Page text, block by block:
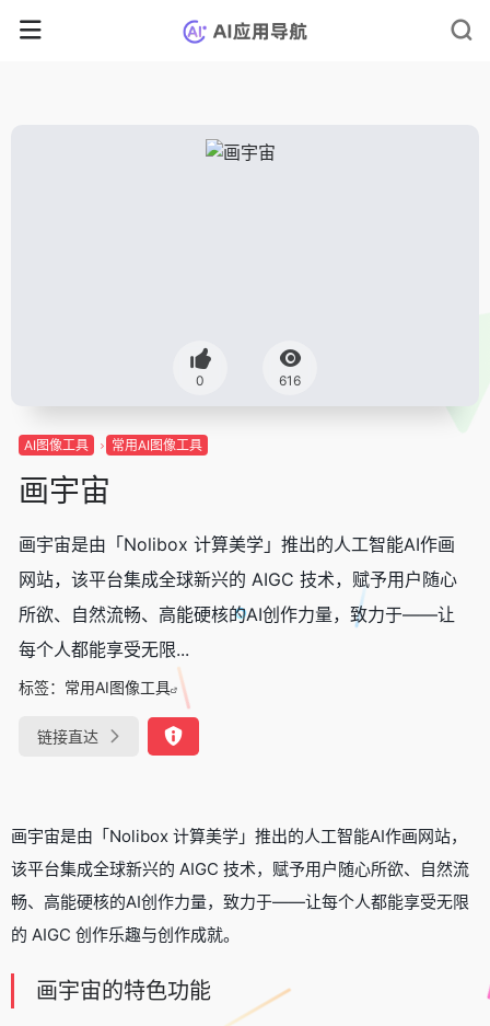
0 616
AI图像工具 常用AI图像工具
画宇宙
画宇宙是由「Nolibox 计算美学」推出的人工智能AI作画
网站，该平台集成全球新兴的 AIGC 技术，赋予用户随心
所欲、自然流畅、高能硬核的AI创作力量，致力于——让
每个人都能享受无限...
标签： 常用AI图像工具
链接直达
画宇宙是由「Nolibox 计算美学」推出的人工智能AI作画网站，
该平台集成全球新兴的 AIGC 技术，赋予用户随心所欲、自然流
畅、高能硬核的AI创作力量，致力于——让每个人都能享受无限
的 AIGC 创作乐趣与创作成就。
画宇宙的特色功能